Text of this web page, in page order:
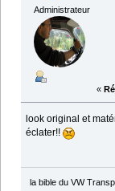
Administrateur
«
look original et
éclater!!
la bible du VW